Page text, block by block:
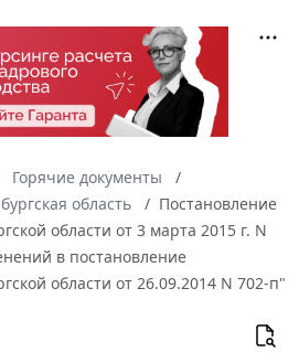
Горячие документы
область
Постановление
области от 3 марта 2015 г. N
в постановление
области от 26.09.2014 N 702-п"